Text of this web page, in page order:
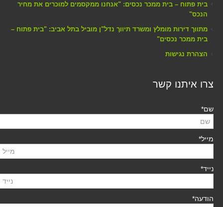
בית פתוח – בית ממכר נכסים: "אנחנו ממקסמים למוכרים את מחיר
הנכס"
מתווך דירות מומלץ ומשרד תיווך נדל"ן מוביל בתל אביב: "בית פתוח –
בית ממכר נכסים"
הצהרת נגישות
צרו איתנו קשר
שם*
מייל*
נייד*
הודעה*